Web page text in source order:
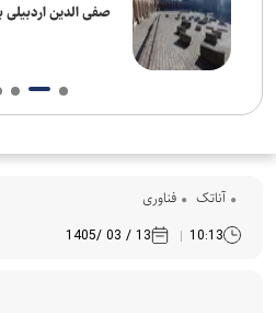
صفی الدین
آناتک فناوری
10:13
13 / 03 /1405